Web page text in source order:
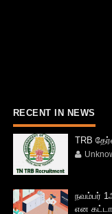
RECENT IN NEWS
TRB
நவம்பர்
என